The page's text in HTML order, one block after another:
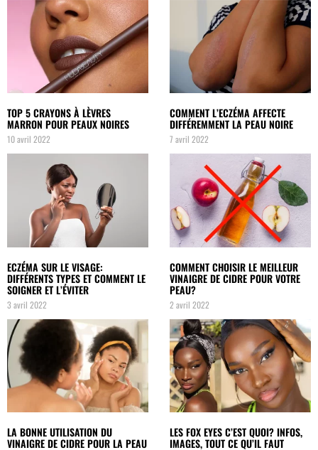
TOP 5 CRAYONS À LÈVRES
MARRON POUR PEAUX NOIRES
10 avril 2022
COMMENT L’ECZÉMA AFFECTE
DIFFÉREMMENT LA PEAU NOIRE
7 avril 2022
ECZÉMA SUR LE VISAGE:
DIFFÉRENTS TYPES ET COMMENT LE
SOIGNER ET L’ÉVITER
3 avril 2022
COMMENT CHOISIR LE MEILLEUR
VINAIGRE DE CIDRE POUR VOTRE
PEAU?
2 avril 2022
LA BONNE UTILISATION DU
VINAIGRE DE CIDRE POUR LA PEAU
LES FOX EYES C’EST QUOI? INFOS,
IMAGES, TOUT CE QU’IL FAUT